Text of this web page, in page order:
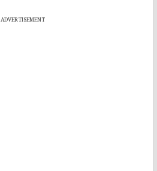
ADVERTISEMENT